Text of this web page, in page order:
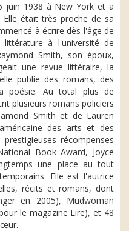
juin 1938 à New York et a
était très proche de sa
à écrire dès l'âge de
à l'université de
Smith, son époux,
une revue littéraire, la
publie des romans, des
poésie. Au total plus de
plusieurs romans policiers
Smith et de Lauren
des arts et des
récompenses
Book Award, Joyce
une place au tout
Elle est l'autrice
récits et romans, dont
en 2005), Mudwoman
le magazine Lire), et 48